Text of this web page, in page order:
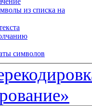
из списка на
символов